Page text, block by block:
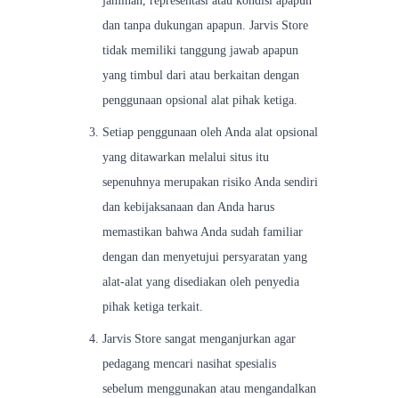
dan tanpa dukungan apapun. Jarvis Store
tidak memiliki tanggung jawab apapun
yang timbul dari atau berkaitan dengan
penggunaan opsional alat pihak ketiga.
Setiap penggunaan oleh Anda alat opsional
yang ditawarkan melalui situs itu
sepenuhnya merupakan risiko Anda sendiri
dan kebijaksanaan dan Anda harus
memastikan bahwa Anda sudah familiar
dengan dan menyetujui persyaratan yang
alat-alat yang disediakan oleh penyedia
pihak ketiga terkait.
Jarvis Store sangat menganjurkan agar
pedagang mencari nasihat spesialis
sebelum menggunakan atau mengandalkan